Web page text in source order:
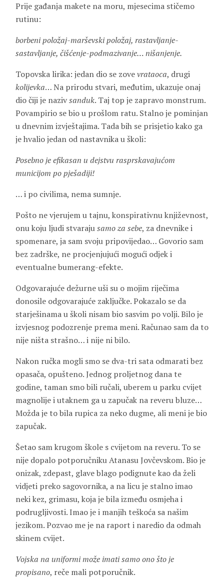
Prije gađanja makete na moru, mjesecima stičemo
rutinu:
borbeni položaj-marševski položaj, rastavljanje-
sastavljanje, čišćenje-podmazivanje… nišanjenje.
Topovska lirika: jedan dio se zovevrataoca, drugi
kolijevka… Na prirodu stvari, međutim, ukazuje onaj
dio čiji je nazivsanduk. Taj top je zapravo monstrum.
Povampirio se bio u prošlom ratu. Stalno je pominjan
u dnevnim izvještajima. Tada bih se prisjetio kako ga
je hvalio jedan od nastavnika u školi:
Posebno je efikasan u dejstvu rasprskavajućom
municijom po pješadiji!
… i po civilima, nema sumnje.
Pošto ne vjerujem u tajnu, konspirativnu književnost,
onu koju ljudi stvarajusamo za sebe, za dnevnike i
spomenare, ja sam svoju pripovijedao… Govorio sam
bez zadrške, ne procjenjujući mogući odjek i
eventualne bumerang-efekte.
Odgovarajuće dežurne uši su o mojim riječima
donosile odgovarajuće zaključke. Pokazalo se da
starješinama u školi nisam bio sasvim po volji. Bilo je
izvjesnog podozrenje prema meni. Računao sam da to
nije ništa strašno… i nije ni bilo.
Nakon ručka mogli smo se dva-tri sata odmarati bez
opasača, opušteno. Jednog proljetnog dana te
godine, taman smo bili ručali, uberem u parku cvijet
magnolije i utaknem ga u zapučak na reveru bluze…
Možda je to bila rupica za neko dugme, ali meni je bio
zapučak.
Šetao sam krugom škole s cvijetom na reveru. To se
nije dopalo potporučniku Atanasu Jovčevskom. Bio je
onizak, zdepast, glave blago podignute kao da želi
vidjeti preko sagovornika, a na licu je stalno imao
neki kez, grimasu, koja je bila između osmjeha i
podrugljivosti. Imao je i manjih teškoća sa našim
jezikom. Pozvao me je na raport i naredio da odmah
skinem cvijet.
Vojska na uniformi može imati samo ono što je
propisano, reče mali potporučnik.